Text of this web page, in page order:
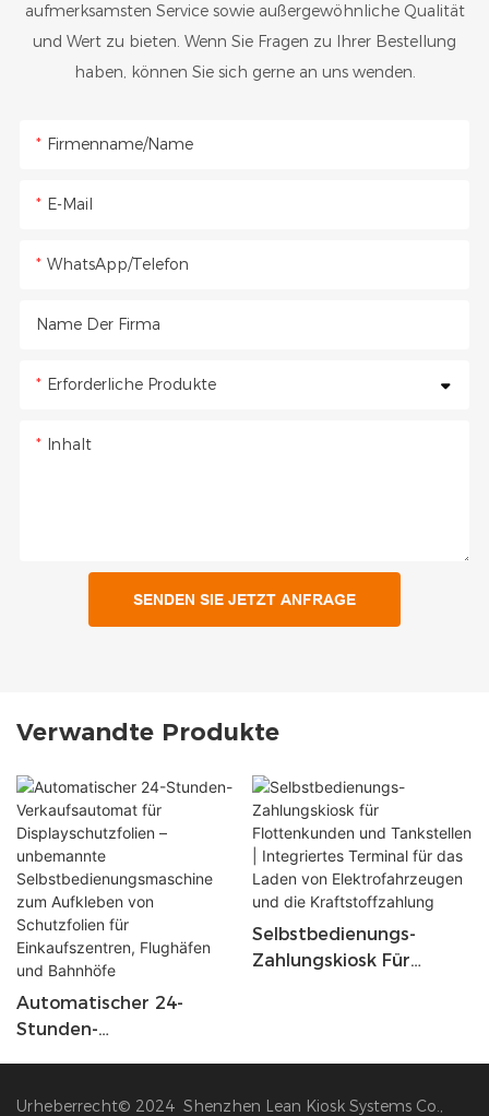
aufmerksamsten Service sowie außergewöhnliche Qualität
und Wert zu bieten. Wenn Sie Fragen zu Ihrer Bestellung
haben, können Sie sich gerne an uns wenden.
Firmenname/Name
E-Mail
WhatsApp/Telefon
Name Der Firma
Erforderliche Produkte
Inhalt
SENDEN SIE JETZT ANFRAGE
Verwandte Produkte
Automatischer 24-
Stunden-
Unbemannte
Selbstbedienungs-
Zahlungskiosk Für
Für Das Laden Von
Urheberrecht© 2024 Shenzhen Lean Kiosk Systems Co.,